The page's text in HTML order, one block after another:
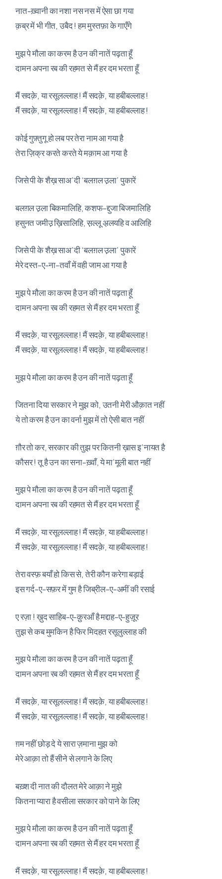
नात-ख़्वानी का नशा नस नस में ऐसा छा गया
क़ब्र में भी गीत, उबैद ! हम मुस्तफ़ा के गाएँगे
मुझ पे मौला का करम है उन की नातें पढ़ता हूँ
दामन अपना रब की रहमत से मैं हर दम भरता हूँ
मैं सदक़े, या रसूलल्लाह ! मैं सदक़े, या हबीबल्लाह !
मैं सदक़े, या रसूलल्लाह ! मैं सदक़े, या हबीबल्लाह !
कोई गुफ़्तुगू हो लब पर तेरा नाम आ गया है
तेरा ज़िक्र करते करते ये मक़ाम आ गया है
जिसे पी के शैख़ साअ’दी ‘बलग़ल उ़ला’ पुकारें
बलग़ल उ़ला बिकमालिहि, कशफ-द्दुजा बिजमालिहि
हसुनत जमीउ़ ख़िसालिहि, स़ल्लू अ़लयहि व आलिहि
जिसे पी के शैख़ साअ’दी ‘बलग़ल उ़ला’ पुकारें
मेरे दस्त-ए-ना-तवाँ में वही जाम आ गया है
मुझ पे मौला का करम है उन की नातें पढ़ता हूँ
दामन अपना रब की रहमत से मैं हर दम भरता हूँ
मैं सदक़े, या रसूलल्लाह ! मैं सदक़े, या हबीबल्लाह !
मैं सदक़े, या रसूलल्लाह ! मैं सदक़े, या हबीबल्लाह !
मुझ पे मौला का करम है उन की नातें पढ़ता हूँ
जितना दिया सरकार ने मुझ को, उतनी मेरी औक़ात नहीं
ये तो करम है उन का वर्ना मुझ में तो ऐसी बात नहीं
ग़ौर तो कर, सरकार की तुझ पर कितनी ख़ास इ’नायत है
कौसर ! तू है उन का सना-ख़्वाँ, ये मा’मूली बात नहीं
मुझ पे मौला का करम है उन की नातें पढ़ता हूँ
दामन अपना रब की रहमत से मैं हर दम भरता हूँ
मैं सदक़े, या रसूलल्लाह ! मैं सदक़े, या हबीबल्लाह !
मैं सदक़े, या रसूलल्लाह ! मैं सदक़े, या हबीबल्लाह !
तेरा वस्फ़ बयाँ हो किस से, तेरी कौन करेगा बड़ाई
इस गर्द-ए-सफ़र में गुम है जिब्रील-ए-अमीं की रसाई
ए रज़ा ! ख़ुद साहिब-ए-क़ुरआँ है मद्दाह-ए-हुज़ूर
तुझ से कब मुमकिन है फिर मिदहत रसूलुल्लाह की
मुझ पे मौला का करम है उन की नातें पढ़ता हूँ
दामन अपना रब की रहमत से मैं हर दम भरता हूँ
मैं सदक़े, या रसूलल्लाह ! मैं सदक़े, या हबीबल्लाह !
मैं सदक़े, या रसूलल्लाह ! मैं सदक़े, या हबीबल्लाह !
ग़म नहीं छोड़ दे ये सारा ज़माना मुझ को
मेरे आक़ा तो हैं सीने से लगाने के लिए
बख़्श दी नात की दौलत मेरे आक़ा ने मुझे
कितना प्यारा है वसीला सरकार को पाने के लिए
मुझ पे मौला का करम है उन की नातें पढ़ता हूँ
दामन अपना रब की रहमत से मैं हर दम भरता हूँ
मैं सदक़े, या रसूलल्लाह ! मैं सदक़े, या हबीबल्लाह !